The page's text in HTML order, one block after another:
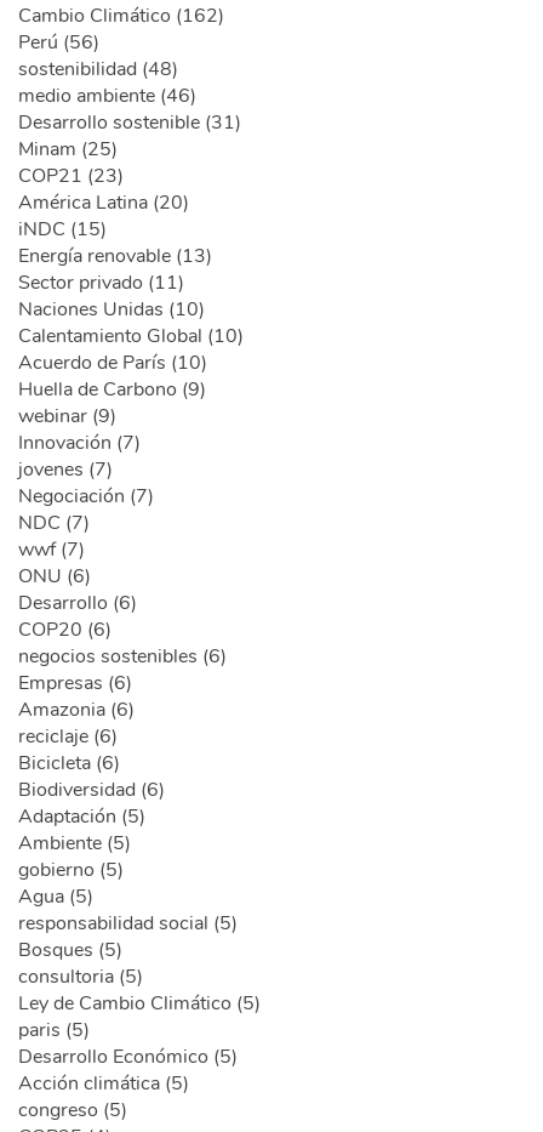
Cambio Climático (162)
Perú (56)
sostenibilidad (48)
medio ambiente (46)
Desarrollo sostenible (31)
Minam (25)
COP21 (23)
América Latina (20)
iNDC (15)
Energía renovable (13)
Sector privado (11)
Naciones Unidas (10)
Calentamiento Global (10)
Acuerdo de París (10)
Huella de Carbono (9)
webinar (9)
Innovación (7)
jovenes (7)
Negociación (7)
NDC (7)
wwf (7)
ONU (6)
Desarrollo (6)
COP20 (6)
negocios sostenibles (6)
Empresas (6)
Amazonia (6)
reciclaje (6)
Bicicleta (6)
Biodiversidad (6)
Adaptación (5)
Ambiente (5)
gobierno (5)
Agua (5)
responsabilidad social (5)
Bosques (5)
consultoria (5)
Ley de Cambio Climático (5)
paris (5)
Desarrollo Económico (5)
Acción climática (5)
congreso (5)